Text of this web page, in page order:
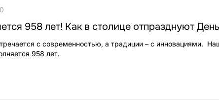
958 лет! Как в столице отпразднуют
с современностью, а традиции – с инновациями.
958 лет.